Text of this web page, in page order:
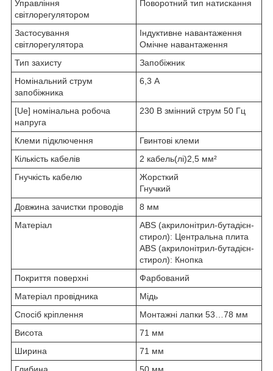
Управління
світлорегулятором
Поворотний тип натискання
Застосування
світлорегулятора
Індуктивне навантаження
Омічне навантаження
Тип захисту
Запобіжник
Номінальний струм
запобіжника
6,3 А
[Ue] номінальна робоча
напруга
230 В змінний струм 50 Гц
Клеми підключення
Гвинтові клеми
Кількість кабелів
2 кабель(лі)2,5 мм²
Гнучкість кабелю
Жорсткий
Гнучкий
Довжина зачистки проводів
8 мм
Матеріал
ABS (акрилонітрил-бутадієн-
стирол): Центральна плита
ABS (акрилонітрил-бутадієн-
стирол): Кнопка
Покриття поверхні
Фарбований
Матеріал провідника
Мідь
Спосіб кріплення
Монтажні лапки 53…78 мм
Висота
71 мм
Ширина
71 мм
Глибина
50 мм